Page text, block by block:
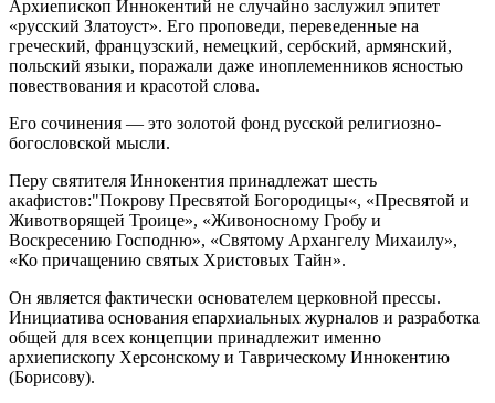
Архиепископ Иннокентий не случайно заслужил эпитет
«русский Златоуст». Его проповеди, переведенные на
греческий, французский, немецкий, сербский, армянский,
польский языки, поражали даже иноплеменников ясностью
повествования и красотой слова.
Его сочинения — это золотой фонд русской религиозно-
богословской мысли.
Перу святителя Иннокентия принадлежат шесть
акафистов:"Покрову Пресвятой Богородицы«, «Пресвятой и
Животворящей Троице», «Живоносному Гробу и
Воскресению Господню», «Святому Архангелу Михаилу»,
«Ко причащению святых Христовых Тайн».
Он является фактически основателем церковной прессы.
Инициатива основания епархиальных журналов и разработка
общей для всех концепции принадлежит именно
архиепископу Херсонскому и Таврическому Иннокентию
(Борисову).